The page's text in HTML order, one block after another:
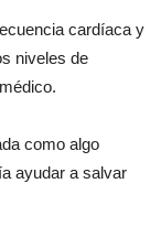
cardíaca y
niveles de
como algo
ayudar a salvar